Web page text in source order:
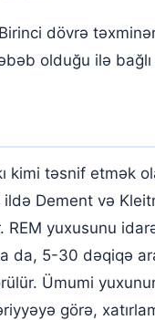
dövrə
olduğu ilə
kimi təsnif etmək
Dement və
REM yuxusunu
5-30 dəqiqə
Ümumi
görə,